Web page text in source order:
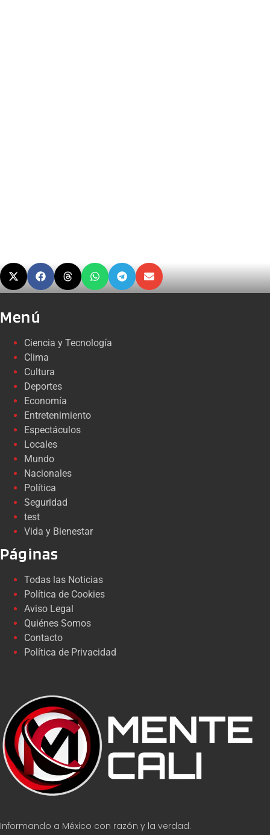
Informando a México con razón y la verdad.
Menú
Ciencia y Tecnología
Clima
Cultura
Deportes
Economía
Entretenimiento
Espectáculos
Locales
Mundo
Nacionales
Política
Seguridad
test
Vida y Bienestar
Páginas
Todas las Noticias
Política de Cookies
Aviso Legal
Quiénes Somos
Contacto
Política de Privacidad